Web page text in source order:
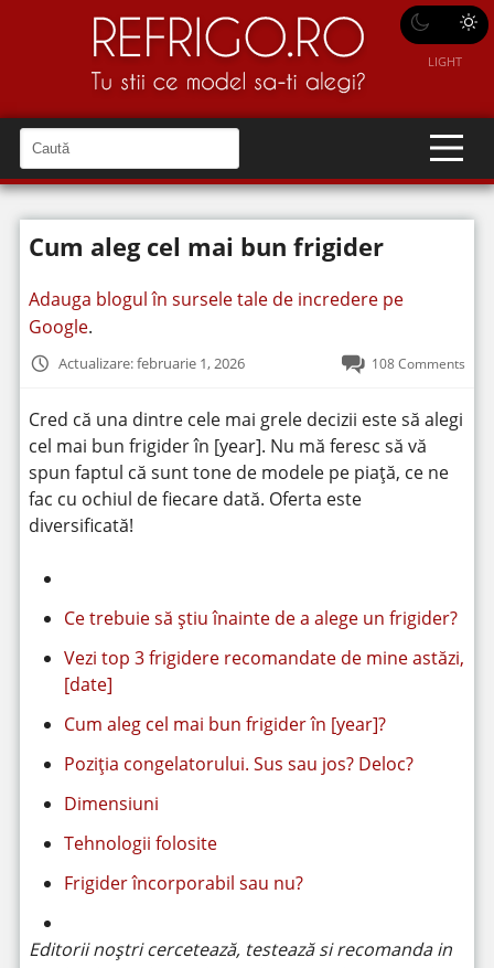
LIGHT
a
u
t
n
C
a
u
î
n
t
Cum aleg cel mai bun frigider
Adauga blogul în sursele tale de incredere pe
Google.
Actualizare: februarie 1, 2026 108 Comments
Cred că una dintre cele mai grele decizii este să alegi
cel mai bun frigider în [year]. Nu mă feresc să vă
spun faptul că sunt tone de modele pe piață, ce ne
fac cu ochiul de fiecare dată. Oferta este
diversificată!
Ce trebuie să știu înainte de a alege un frigider?
Vezi top 3 frigidere recomandate de mine astăzi,
[date]
Cum aleg cel mai bun frigider în [year]?
Poziția congelatorului. Sus sau jos? Deloc?
Dimensiuni
Tehnologii folosite
Frigider încorporabil sau nu?
Editorii noștri cercetează, testează si recomanda in